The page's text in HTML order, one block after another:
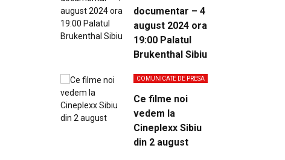
documentar – 4
august 2024 ora
19:00 Palatul
Brukenthal Sibiu
COMUNICATE DE PRESA
Ce filme noi
vedem la
Cineplexx Sibiu
din 2 august